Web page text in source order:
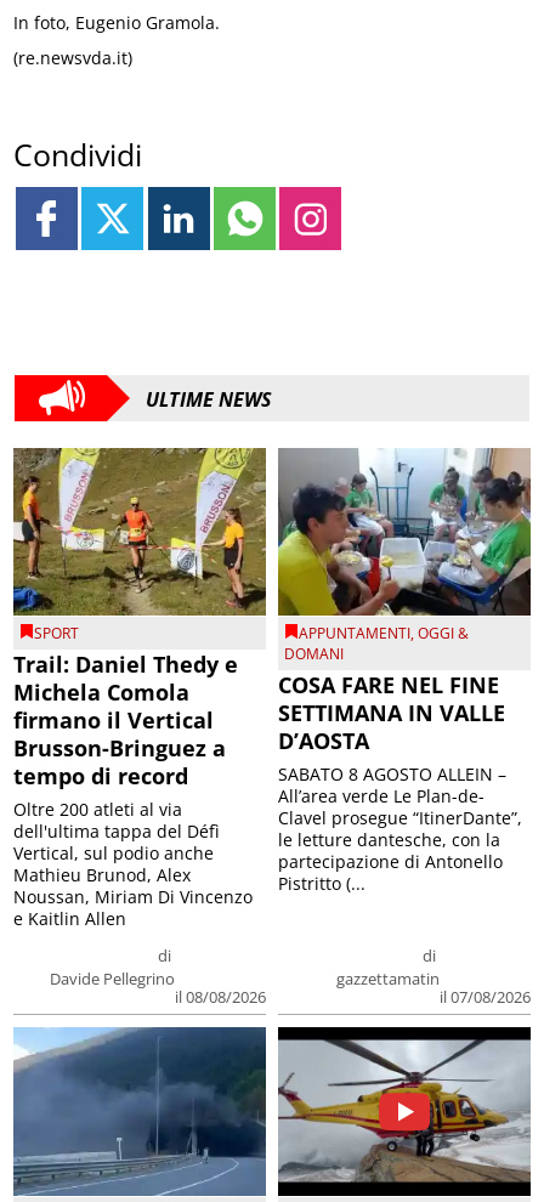
In foto, Eugenio Gramola.
(re.newsvda.it)
Condividi
ULTIME NEWS
SPORT
Trail: Daniel Thedy e
Michela Comola
firmano il Vertical
Brusson-Bringuez a
tempo di record
di
Davide Pellegrino
il 08/08/2026
Oltre 200 atleti al via
dell'ultima tappa del Défì
Vertical, sul podio anche
Mathieu Brunod, Alex
Noussan, Miriam Di Vincenzo
e Kaitlin Allen
APPUNTAMENTI,OGGI &
DOMANI
COSA FARE NEL FINE
SETTIMANA IN VALLE
D’AOSTA
di
gazzettamatin
il 07/08/2026
SABATO 8 AGOSTO ALLEIN –
All’area verde Le Plan-de-
Clavel prosegue “ItinerDante”,
le letture dantesche, con la
partecipazione di Antonello
Pistritto (...